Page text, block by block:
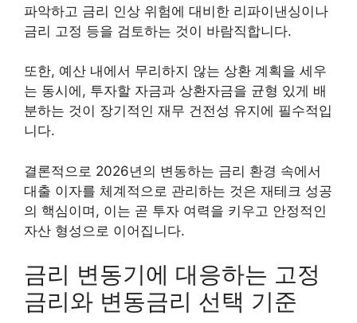
파악하고 금리 인상 위험에 대비한 리파이낸싱이나
금리 고정 등을 검토하는 것이 바람직합니다.
또한, 예산 내에서 무리하지 않는 상환 계획을 세우
는 동시에, 투자할 자금과 상환자금을 균형 있게 배
분하는 것이 장기적인 재무 건전성 유지에 필수적입
니다.
결론적으로 2026년의 변동하는 금리 환경 속에서
대출 이자를 체계적으로 관리하는 것은 재테크 성공
의 핵심이며, 이는 곧 투자 여력을 키우고 안정적인
자산 형성으로 이어집니다.
금리 변동기에 대응하는 고정
금리와 변동금리 선택 기준